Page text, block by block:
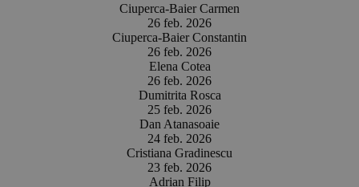
Ciuperca-Baier Carmen
26 feb. 2026
Ciuperca-Baier Constantin
26 feb. 2026
Elena Cotea
26 feb. 2026
Dumitrita Rosca
25 feb. 2026
Dan Atanasoaie
24 feb. 2026
Cristiana Gradinescu
23 feb. 2026
Adrian Filip